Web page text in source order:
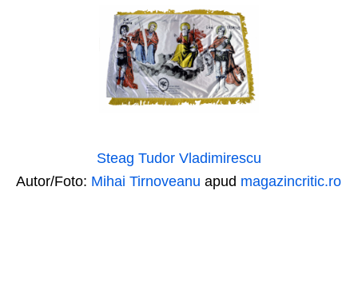
Steag Tudor Vladimirescu
Autor/Foto: Mihai Tirnoveanu apud magazincritic.ro